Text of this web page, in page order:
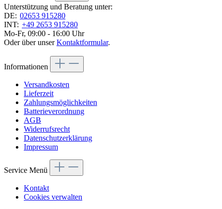
Unterstützung und Beratung unter:
DE: 02653 915280
INT: +49 2653 915280
Mo-Fr, 09:00 - 16:00 Uhr
Oder über unserKontaktformular.
Informationen
Versandkosten
Lieferzeit
Zahlungsmöglichkeiten
Batterieverordnung
AGB
Widerrufsrecht
Datenschutzerklärung
Impressum
Service Menü
Kontakt
Cookies verwalten